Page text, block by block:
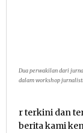
Dua perwakilan dari
dalam workshop
r terkini dan
berita kami